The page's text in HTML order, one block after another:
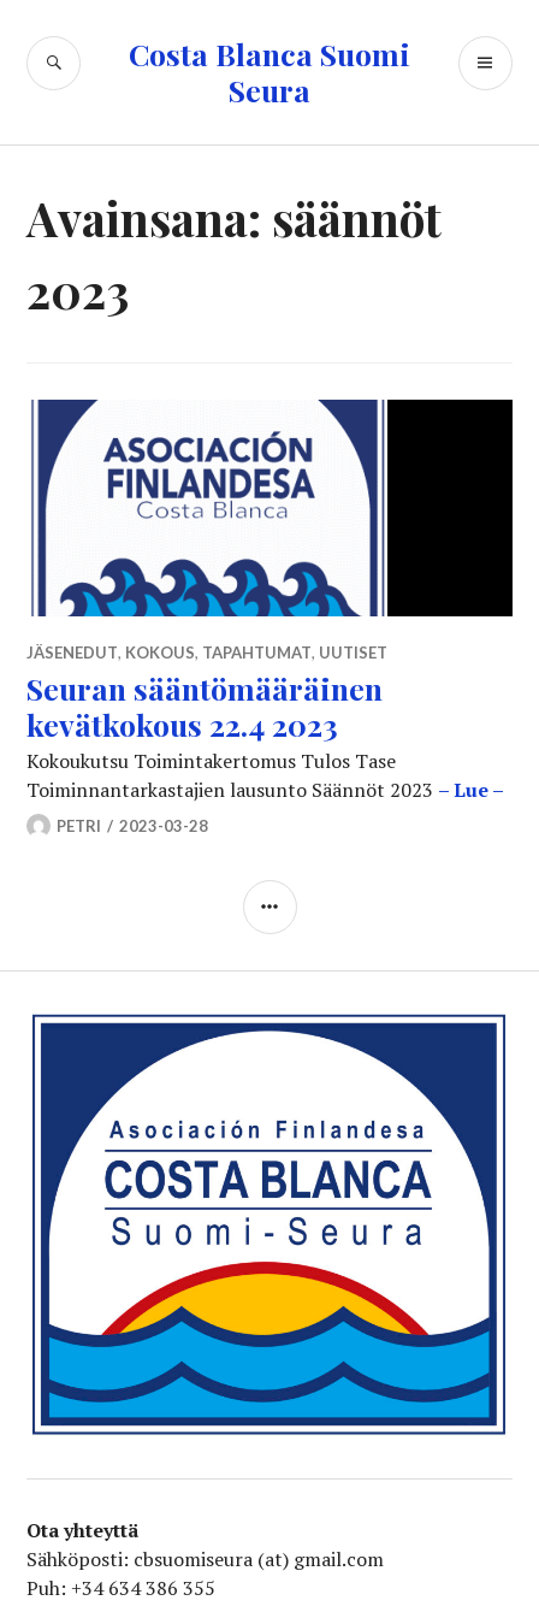
content
Costa Blanca Suomi
Seura
SEARCH
Avainsana: säännöt
2023
JÄSENEDUT, KOKOUS, TAPAHTUMAT, UUTISET
Seuran sääntömääräinen
kevätkokous 22.4 2023
Kokoukutsu Toimintakertomus Tulos Tase
Toiminnantarkastajien lausunto Säännöt 2023 – Lue –
PETRI 2023-03-28
SIDEBAR
Ota yhteyttä
Sähköposti: cbsuomiseura (at) gmail.com
Puh: +34 634 386 355